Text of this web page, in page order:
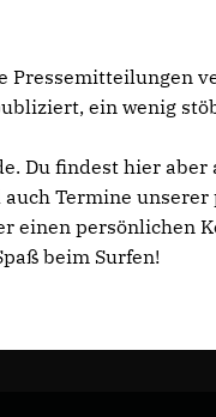
Pressemitteilungen
ein wenig
Du findest hier
Termine
einen persönlichen
beim Surfen!